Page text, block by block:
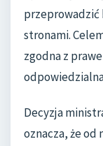
przeprowadzić
stronami.
zgodna z
Decyzja
oznacza, że